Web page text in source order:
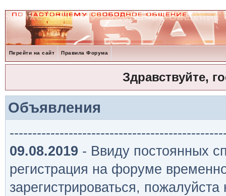
Перейти на сайт Правила Форума
Здравствуйте,
Объявления
09.08.2019 - Ввиду постоянных
регистрация на форуме
зарегистрироваться,